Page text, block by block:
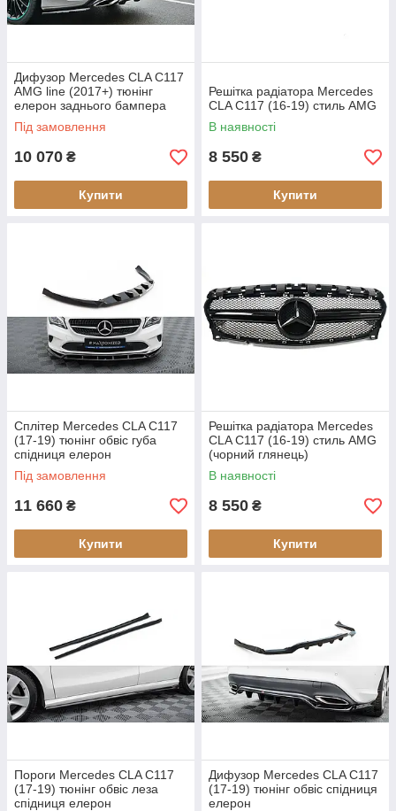
Дифузор Mercedes CLA C117
AMG line (2017+) тюнінг
елерон заднього бампера
Під замовлення
10 070 ₴
Купити
Решітка радіатора Mercedes
CLA C117 (16-19) стиль AMG
В наявності
8 550 ₴
Купити
Сплітер Mercedes CLA C117
(17-19) тюнінг обвіс губа
спідниця елерон
Під замовлення
11 660 ₴
Купити
Решітка радіатора Mercedes
CLA C117 (16-19) стиль AMG
(чорний глянець)
В наявності
8 550 ₴
Купити
Пороги Mercedes CLA C117
(17-19) тюнінг обвіс леза
спідниця елерон
Дифузор Mercedes CLA C117
(17-19) тюнінг обвіс спідниця
елерон